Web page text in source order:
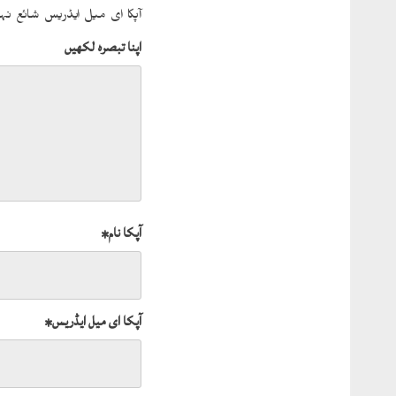
آپکا ای میل ایڈریس شائع
اپنا تبصرہ لکھیں
آپکا نام*
آپکا ای میل ایڈریس*